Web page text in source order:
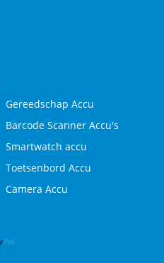
Gereedschap Accu
Barcode Scanner Accu's
Smartwatch accu
Toetsenbord Accu
Camera Accu